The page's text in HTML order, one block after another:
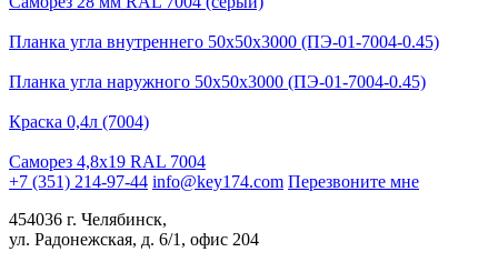
Планка угла внутреннего 50х50х3000 (ПЭ-01-7004-0.45)
Планка угла наружного 50х50х3000 (ПЭ-01-7004-0.45)
Краска 0,4л (7004)
Саморез 4,8х19 RAL 7004
+7 (351) 214-97-44 info@key174.com Перезвоните мне
454036 г. Челябинск,
ул. Радонежская, д. 6/1, офис 204